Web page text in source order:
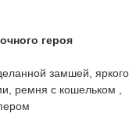
героя
замшей, яркого
ремня с кошельком ,